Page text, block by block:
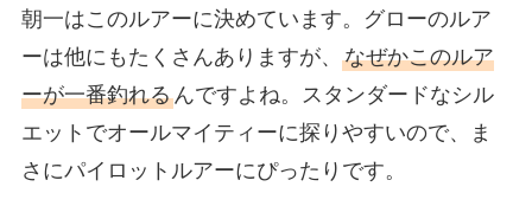
朝一はこのルアーに決めています。グローのルア
ーは他にもたくさんありますが、 なぜかこのルア
ーが一番釣れるんですよね。スタンダードなシル
エットでオールマイティーに探りやすいので、ま
さにパイロットルアーにぴったりです。